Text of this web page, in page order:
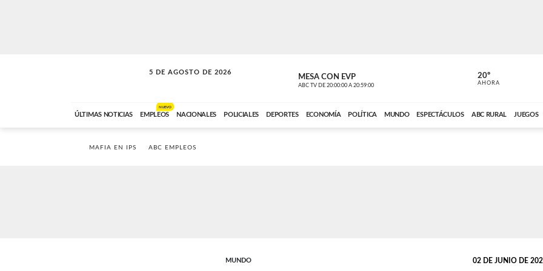
5 DE AGOSTO DE 2026
SOLO MÚSICA MESA CON EVP
ABC TV DE 20:00:00 A 20:59:00 ABC CARDINAL
20º
AHORA
ÚLTIMAS NOTICIAS EMPLEOS
NUEVO
NACIONALES POLICIALES DEPORTES ECONOMÍA POLÍTICA MUNDO ESPECTÁCULOS ABC RURAL JUEGOS
MAFIA EN IPS ABC EMPLEOS
MUNDO 02 DE JUNIO DE